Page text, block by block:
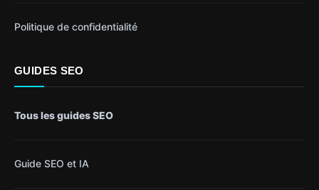
Politique de confidentialité
GUIDES SEO
Tous les guides SEO
Guide SEO et IA